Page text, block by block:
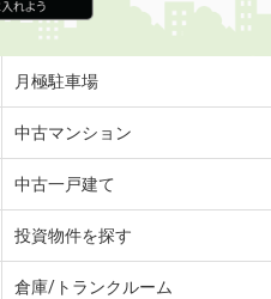
月極駐車場
中古マンション
中古一戸建て
投資物件を探す
倉庫/トランクルーム